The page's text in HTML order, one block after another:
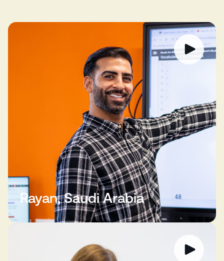
Rayan, Saudi Arabia